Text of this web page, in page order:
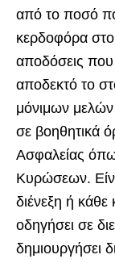
από το ποσό
κερδοφόρα
αποδόσεις που
αποδεκτό το
μόνιμων μελών
σε βοηθητικά
Ασφαλείας
Κυρώσεων.
διένεξη ή
οδηγήσει σε
δημιουργήσει